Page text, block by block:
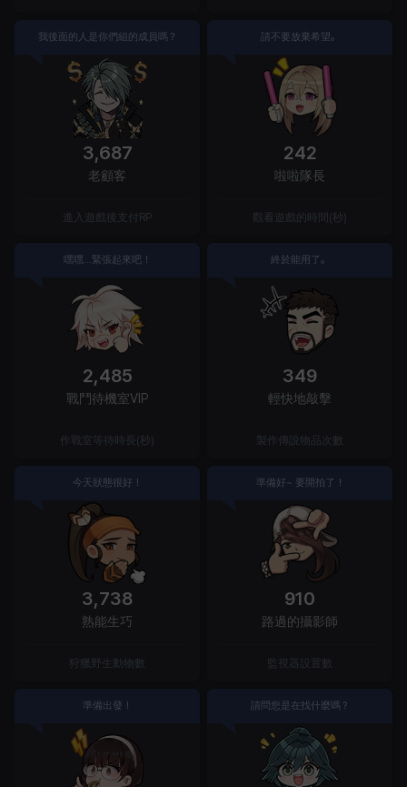
我後面的人是你們組的成員嗎？
3,687
老顧客
進入遊戲後支付RP
請不要放棄希望。
242
啦啦隊長
觀看遊戲的時間(秒)
嘿嘿...緊張起來吧！
2,485
戰鬥待機室VIP
作戰室等待時長(秒)
終於能用了。
349
輕快地敲擊
製作傳說物品次數
今天狀態很好！
3,738
熟能生巧
狩獵野生動物數
準備好~ 要開拍了！
910
路過的攝影師
監視器設置數
準備出發！ 請問您是在找什麼嗎？